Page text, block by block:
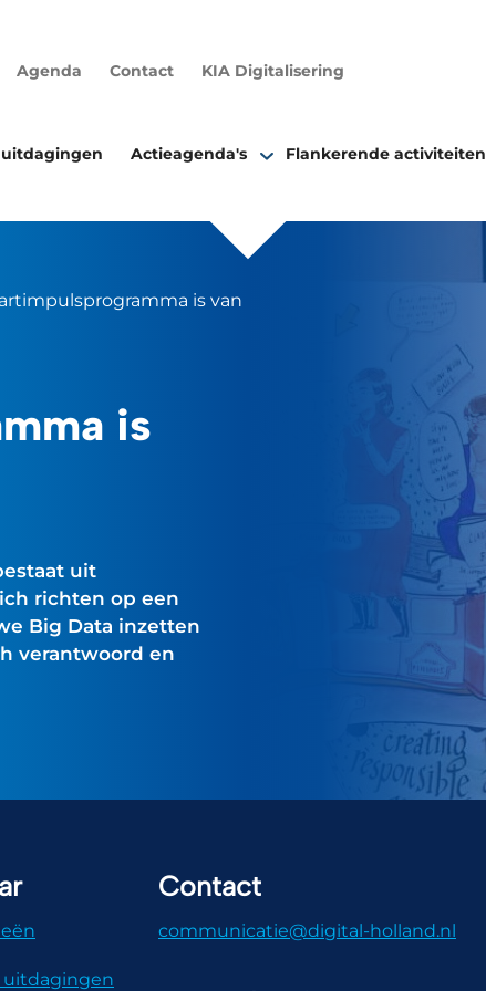
Agenda Contact KIA Digitalisering
Actieagenda's Flankerende activiteiten
is van start
is
uit
richten op een
Big Data inzetten
verantwoord en
uitdagingen
Contact
communicatie@digital-holland.nl